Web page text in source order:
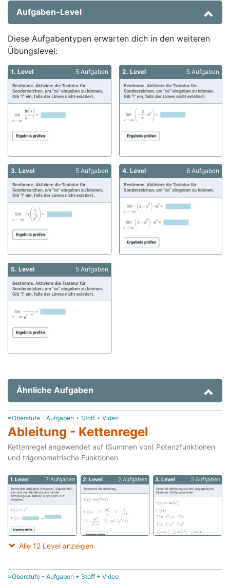
Aufgaben-Level
Diese Aufgabentypen erwarten dich in den weiteren
Übungslevel:
1. Level 5 Aufgaben 2. Level 5 Aufgaben
3. Level 5 Aufgaben 4. Level 6 Aufgaben
5. Level 5 Aufgaben
Ähnliche Aufgaben
≈Oberstufe - Aufgaben + Stoff + Video
Ableitung - Kettenregel
Kettenregel angewendet auf (Summen von) Potenzfunktionen
und trigonometrische Funktionen
1. Level 7 Aufgaben 2. Level 2 Aufgaben 3. Level 5 Aufgaben
Alle 12 Level anzeigen
≈Oberstufe - Aufgaben + Stoff + Video